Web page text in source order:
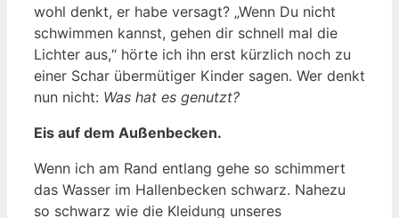
wohl denkt, er habe versagt? „Wenn Du nicht
schwimmen kannst, gehen dir schnell mal die
Lichter aus,“ hörte ich ihn erst kürzlich noch zu
einer Schar übermütiger Kinder sagen. Wer denkt
nun nicht: Was hat es genutzt?
Eis auf dem Außenbecken.
Wenn ich am Rand entlang gehe so schimmert
das Wasser im Hallenbecken schwarz. Nahezu
so schwarz wie die Kleidung unseres